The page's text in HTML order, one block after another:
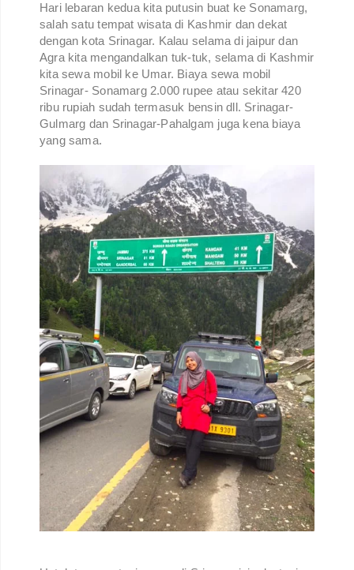
Hari lebaran kedua kita putusin buat ke Sonamarg,
salah satu tempat wisata di Kashmir dan dekat
dengan kota Srinagar. Kalau selama di jaipur dan
Agra kita mengandalkan tuk-tuk, selama di Kashmir
kita sewa mobil ke Umar. Biaya sewa mobil
Srinagar- Sonamarg 2.000 rupee atau sekitar 420
ribu rupiah sudah termasuk bensin dll. Srinagar-
Gulmarg dan Srinagar-Pahalgam juga kena biaya
yang sama.